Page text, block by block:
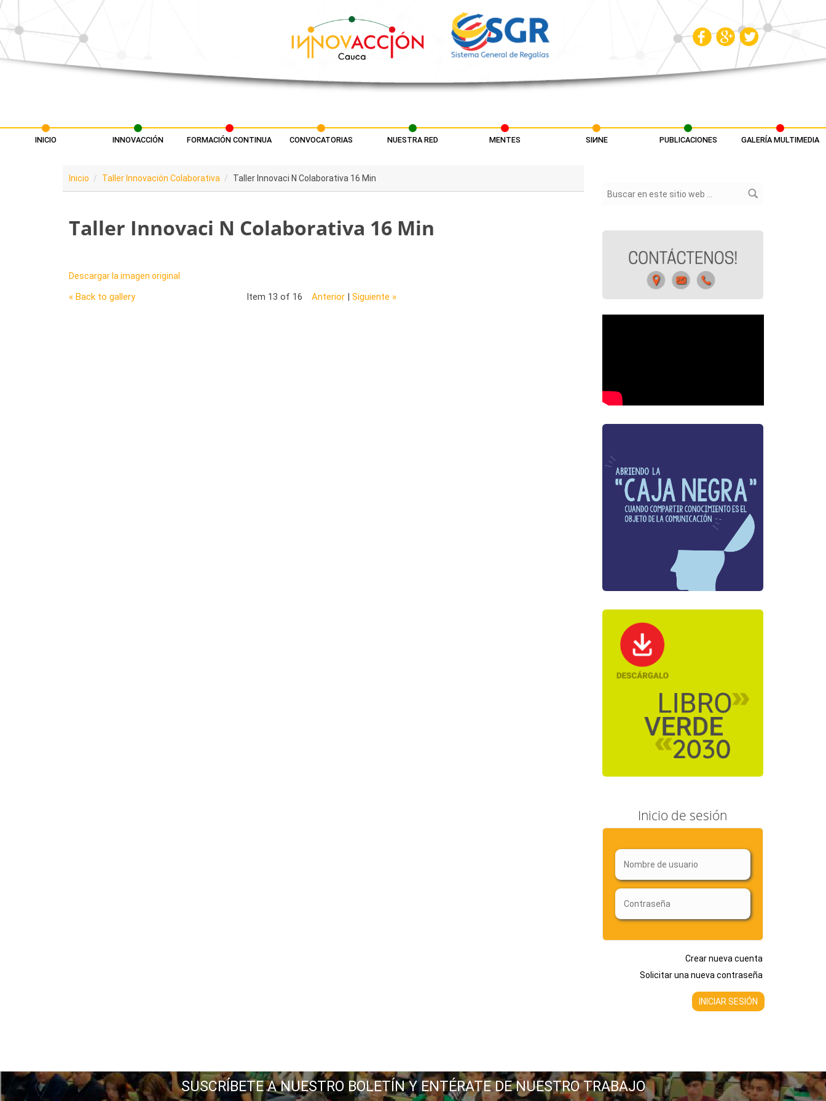
Pasar al contenido principal
INICIO INNOVACCIÓN FORMACIÓN CONTINUA CONVOCATORIAS NUESTRA RED MENTES SIИNE PUBLICACIONES GALERÍA MULTIMEDIA
Inicio Taller Innovación Colaborativa Taller Innovaci N Colaborativa 16 Min
Taller Innovaci N Colaborativa 16 Min
Descargar la imagen original
« Back to gallery Item 13 of 16 Anterior | Siguiente »
Formulario de búsqueda
Inicio de sesión
Crear nueva cuenta
Solicitar una nueva contraseña
SUSCRÍBETE A NUESTRO BOLETÍN Y ENTÉRATE DE NUESTRO TRABAJO